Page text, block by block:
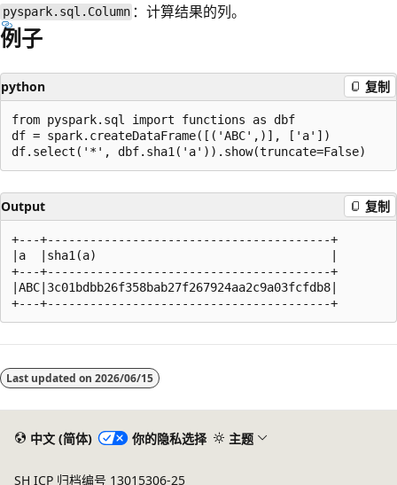
pyspark.sql.Column ：计算结果的列。
例子
python 复制
from pyspark.sql import functions as dbf
df = spark.createDataFrame([('ABC',)], ['a'])
Output 复制
+---+----------------------------------------+
|a  |sha1(a)                                 |
+---+----------------------------------------+
|ABC|3c01bdbb26f358bab27f267924aa2c9a03fcfdb8|
模
式
Last updated on 2026/06/15
中文 (简体) 你的隐私选择 主题
SH ICP 归档编号 13015306-25